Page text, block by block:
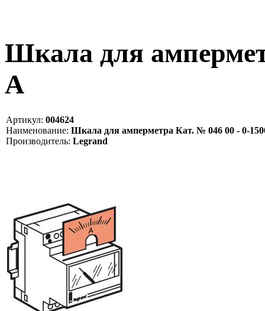
Шкала для
A
Артикул: 004624
Наименование: Шкала для амперметра Кат. № 046 00 - 0-
Производитель: Legrand